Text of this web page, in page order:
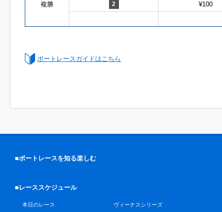
複勝 2 ¥100
ボートレースガイドはこちら
■ボートレースを知る楽しむ
■レーススケジュール
本日のレース
ヴィーナスシリーズ